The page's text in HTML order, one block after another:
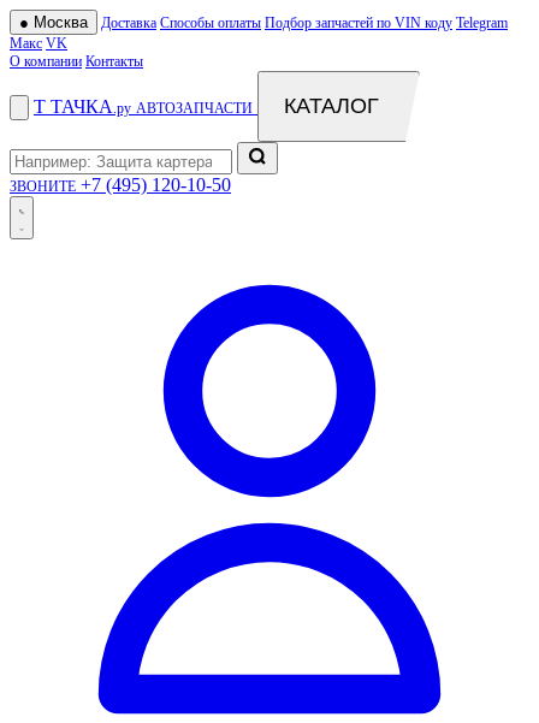
● Москва Доставка Способы оплаты Подбор запчастей по VIN коду Telegram
Макс VK
О компании Контакты
Т ТАЧКА .ру АВТОЗАПЧАСТИ КАТАЛОГ
ЗВОНИТЕ +7 (495) 120-10-50